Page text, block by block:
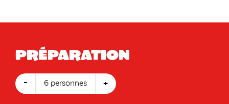
Préparation
- 6 personnes +